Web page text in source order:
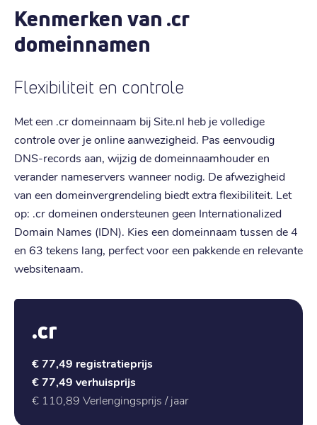
Kenmerken van .cr
domeinnamen
Flexibiliteit en controle
Met een .cr domeinnaam bij Site.nl heb je volledige
controle over je online aanwezigheid. Pas eenvoudig
DNS-records aan, wijzig de domeinnaamhouder en
verander nameservers wanneer nodig. De afwezigheid
van een domeinvergrendeling biedt extra flexibiliteit. Let
op: .cr domeinen ondersteunen geen Internationalized
Domain Names (IDN). Kies een domeinnaam tussen de 4
en 63 tekens lang, perfect voor een pakkende en relevante
websitenaam.
.cr
€ 77,49 registratieprijs
€ 77,49 verhuisprijs
€ 110,89 Verlengingsprijs / jaar